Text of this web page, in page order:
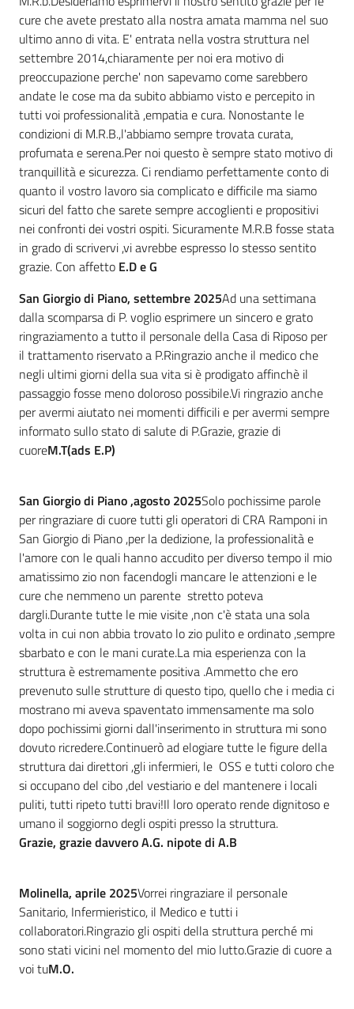
cure che avete prestato alla nostra amata mamma nel suo
ultimo anno di vita. E' entrata nella vostra struttura nel
settembre 2014,chiaramente per noi era motivo di
preoccupazione perche' non sapevamo come sarebbero
andate le cose ma da subito abbiamo visto e percepito in
tutti voi professionalità ,empatia e cura. Nonostante le
condizioni di M.R.B.,l'abbiamo sempre trovata curata,
profumata e serena.Per noi questo è sempre stato motivo di
tranquillità e sicurezza. Ci rendiamo perfettamente conto di
quanto il vostro lavoro sia complicato e difficile ma siamo
sicuri del fatto che sarete sempre accoglienti e propositivi
nei confronti dei vostri ospiti. Sicuramente M.R.B fosse stata
in grado di scrivervi ,vi avrebbe espresso lo stesso sentito
grazie. Con affetto E.D e G
San Giorgio di Piano, settembre 2025Ad una settimana
dalla scomparsa di P. voglio esprimere un sincero e grato
ringraziamento a tutto il personale della Casa di Riposo per
il trattamento riservato a P.Ringrazio anche il medico che
negli ultimi giorni della sua vita si è prodigato affinchè il
passaggio fosse meno doloroso possibile.Vi ringrazio anche
per avermi aiutato nei momenti difficili e per avermi sempre
informato sullo stato di salute di P.Grazie, grazie di
cuoreM.T(ads E.P)
San Giorgio di Piano ,agosto 2025Solo pochissime parole
per ringraziare di cuore tutti gli operatori di CRA Ramponi in
San Giorgio di Piano ,per la dedizione, la professionalità e
l'amore con le quali hanno accudito per diverso tempo il mio
amatissimo zio non facendogli mancare le attenzioni e le
cure che nemmeno un parente stretto poteva
dargli.Durante tutte le mie visite ,non c'è stata una sola
volta in cui non abbia trovato lo zio pulito e ordinato ,sempre
sbarbato e con le mani curate.La mia esperienza con la
struttura è estremamente positiva .Ammetto che ero
prevenuto sulle strutture di questo tipo, quello che i media ci
mostrano mi aveva spaventato immensamente ma solo
dopo pochissimi giorni dall'inserimento in struttura mi sono
dovuto ricredere.Continuerò ad elogiare tutte le figure della
struttura dai direttori ,gli infermieri, le OSS e tutti coloro che
si occupano del cibo ,del vestiario e del mantenere i locali
puliti, tutti ripeto tutti bravi!Il loro operato rende dignitoso e
umano il soggiorno degli ospiti presso la struttura.
Grazie, grazie davveroA.G. nipote di A.B
Molinella, aprile 2025Vorrei ringraziare il personale
Sanitario, Infermieristico, il Medico e tutti i
collaboratori.Ringrazio gli ospiti della struttura perché mi
sono stati vicini nel momento del mio lutto.Grazie di cuore a
voi tuM.O.